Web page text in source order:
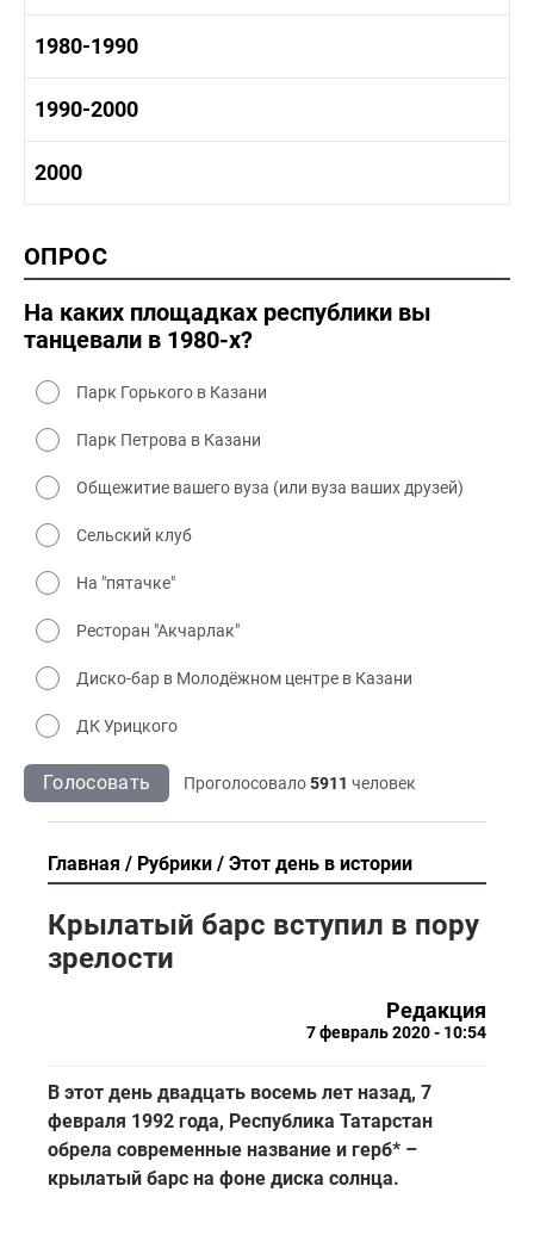
1960-1970 промышленность
1960-1970 культура
1970-1980 история
1970-1980 культура
1970 - 1980 быт
1980-1990
1980 -1990 история
1980-1990 культура
1990-2000
1990-2000 культура
2000
2000 промышленность
2000 культура
ОПРОС
На каких площадках республики вы
танцевали в 1980-х?
Парк Горького в Казани
Парк Петрова в Казани
Общежитие вашего вуза (или вуза ваших друзей)
Сельский клуб
На "пятачке"
Ресторан "Акчарлак"
Диско-бар в Молодёжном центре в Казани
ДК Урицкого
Голосовать Проголосовало5911 человек
Главная Рубрики Этот день в истории
Крылатый барс вступил в пору
зрелости
Редакция
7 февраль 2020 - 10:54
В этот день двадцать восемь лет назад, 7
февраля 1992 года, Республика Татарстан
обрела современные название и герб* –
крылатый барс на фоне диска солнца.